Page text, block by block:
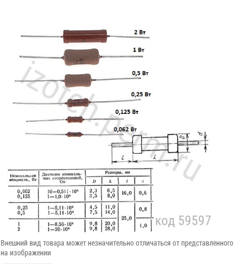
Внешний вид товара может незначительно отличаться от представленного
на изображении